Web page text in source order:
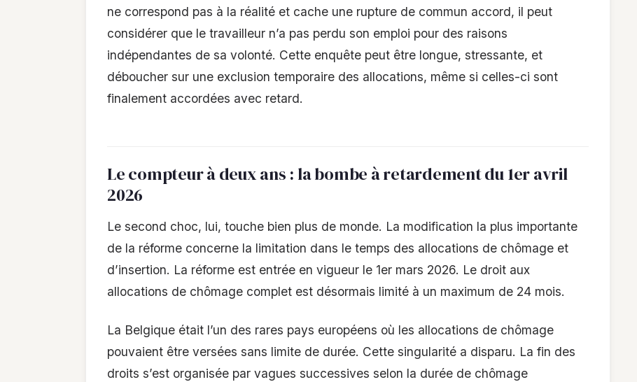
ne correspond pas à la réalité et cache une rupture de commun accord, il peut
considérer que le travailleur n’a pas perdu son emploi pour des raisons
indépendantes de sa volonté. Cette enquête peut être longue, stressante, et
déboucher sur une exclusion temporaire des allocations, même si celles-ci sont
finalement accordées avec retard.
Le compteur à deux ans : la bombe à retardement du 1er avril
2026
Le second choc, lui, touche bien plus de monde. La modification la plus importante
de la réforme concerne la limitation dans le temps des allocations de chômage et
d’insertion. La réforme est entrée en vigueur le 1er mars 2026. Le droit aux
allocations de chômage complet est désormais limité à un maximum de 24 mois.
La Belgique était l’un des rares pays européens où les allocations de chômage
pouvaient être versées sans limite de durée. Cette singularité a disparu. La fin des
droits s’est organisée par vagues successives selon la durée de chômage